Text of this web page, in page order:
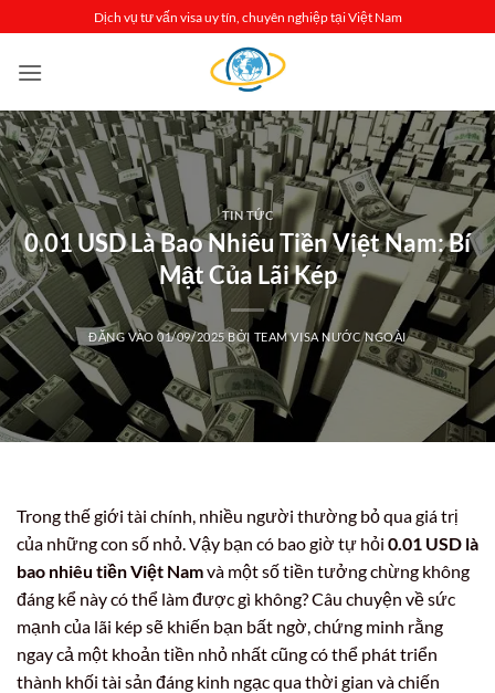
qua
nội
Dịch vụ tư vấn visa uy tín, chuyên nghiệp tại Việt Nam
TIN TỨC
0.01 USD Là Bao Nhiêu Tiền Việt Nam: Bí
Mật Của Lãi Kép
ĐĂNG VÀO01/09/2025BỞI TEAM VISA NƯỚC NGOÀI
Trong thế giới tài chính, nhiều người thường bỏ qua giá trị
của những con số nhỏ. Vậy bạn có bao giờ tự hỏi 0.01 USD là
bao nhiêu tiền Việt Namvà một số tiền tưởng chừng không
đáng kể này có thể làm được gì không? Câu chuyện về sức
mạnh của lãi kép sẽ khiến bạn bất ngờ, chứng minh rằng
ngay cả một khoản tiền nhỏ nhất cũng có thể phát triển
thành khối tài sản đáng kinh ngạc qua thời gian và chiến